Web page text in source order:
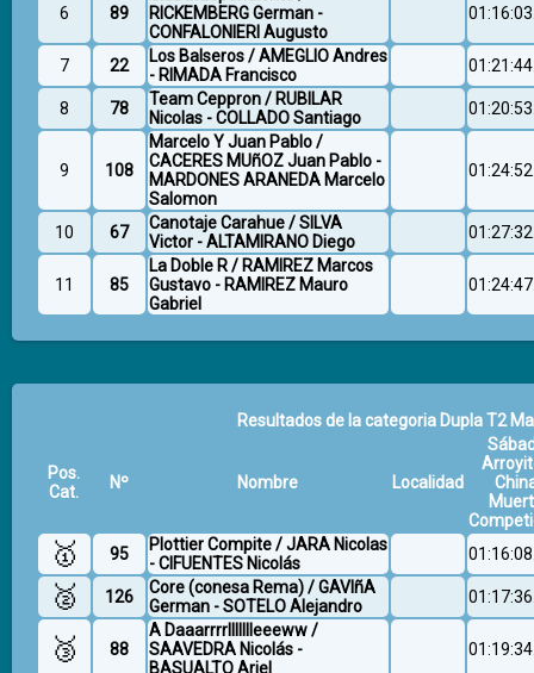
6 89
RICKEMBERG German -
CONFALONIERI Augusto
7 22
Los Balseros / AMEGLIO Andres
- RIMADA Francisco
8 78
Team Ceppron / RUBILAR
Nicolas - COLLADO Santiago
9 108
Marcelo Y Juan Pablo /
CACERES MUñOZ Juan Pablo -
MARDONES ARANEDA Marcelo
Salomon
10 67
Canotaje Carahue / SILVA
Victor - ALTAMIRANO Diego
11 85
La Doble R / RAMIREZ Marcos
Gustavo - RAMIREZ Mauro
Gabriel
Resultados de la categoria Dupla T2
Pos.
Cat.
Nº Nombre Localidad
🥇 95
Plottier Compite / JARA Nicolas
- CIFUENTES Nicolás
🥈 126
Core (conesa Rema) / GAVIñA
German - SOTELO Alejandro
🥉 88
A Daaarrrrllllllleeeww /
SAAVEDRA Nicolás -
BASUALTO Ariel